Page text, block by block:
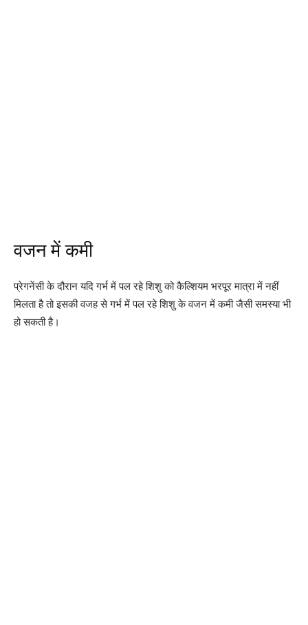
वजन में कमी
प्रेगनेंसी के दौरान यदि गर्भ में पल रहे शिशु को कैल्शियम भरपूर मात्रा में नहीं
मिलता है तो इसकी वजह से गर्भ में पल रहे शिशु के वजन में कमी जैसी समस्या भी
हो सकती है।